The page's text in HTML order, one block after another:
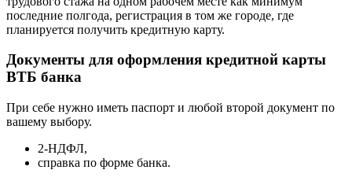
последние полгода, регистрация в том же городе, где
планируется получить кредитную карту.
Документы для оформления кредитной карты
ВТБ банка
При себе нужно иметь паспорт и любой второй документ по
вашему выбору.
2-НДФЛ,
справка по форме банка.